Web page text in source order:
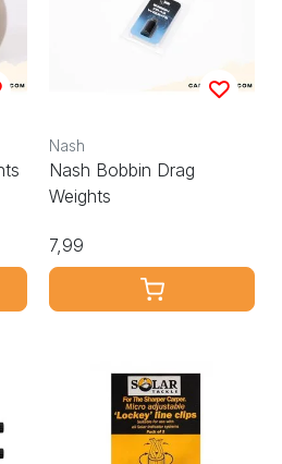
Nash
Nash Bobbin Drag
Weights
7,99